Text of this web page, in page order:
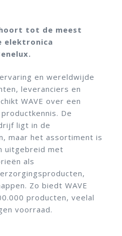
tot de meest
elektronica
en wereldwijde
leveranciers en
WAVE over een
De
ligt in de
maar het assortiment is
uitgebreid met
als
Zo biedt WAVE
producten, veelal
voorraad.